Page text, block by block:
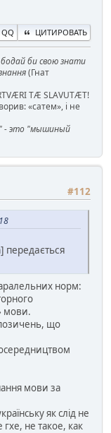
QQ ЦИТИРОВАТЬ
бодай би свою знати
(Гнат
TÆ SLAVUTÆT!
«сатем», і не
- это "мышиный
#112
норм:
мови.
що
мови за
як слід не
не такое, как